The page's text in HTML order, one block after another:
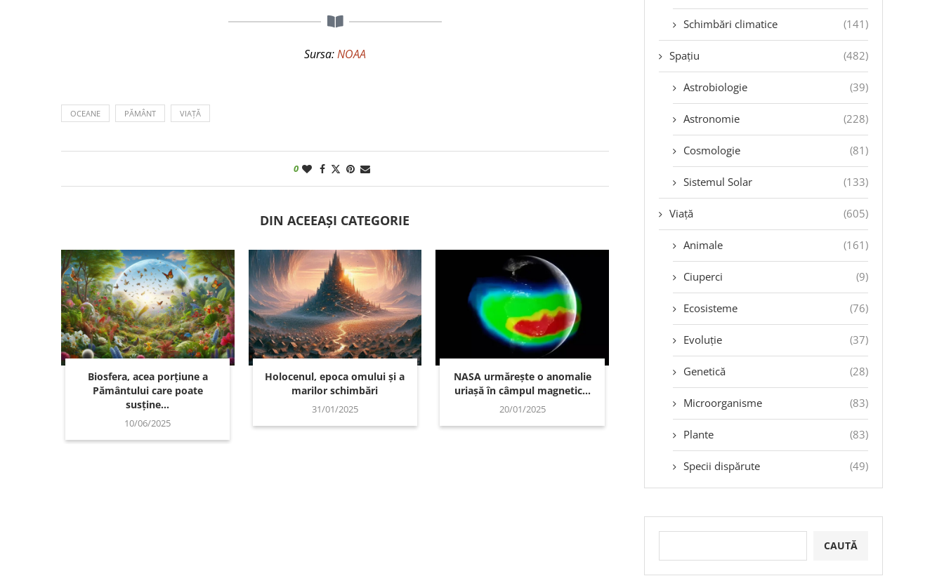
Sursa:NOAA
OCEANE PĂMÂNT VIAȚĂ
0
DIN ACEEAȘI CATEGORIE
Biosfera, acea porțiune a
Pământului care poate
susține...
10/06/2025
Holocenul, epoca omului și a
marilor schimbări
31/01/2025
NASA urmărește o anomalie
uriașă în câmpul magnetic...
20/01/2025
Schimbări climatice (141)
Spațiu (482)
Astrobiologie (39)
Astronomie (228)
Cosmologie (81)
Sistemul Solar (133)
Viață (605)
Animale (161)
Ciuperci (9)
Ecosisteme (76)
Evoluție (37)
Genetică (28)
Microorganisme (83)
Plante (83)
Specii dispărute (49)
CAUTĂ